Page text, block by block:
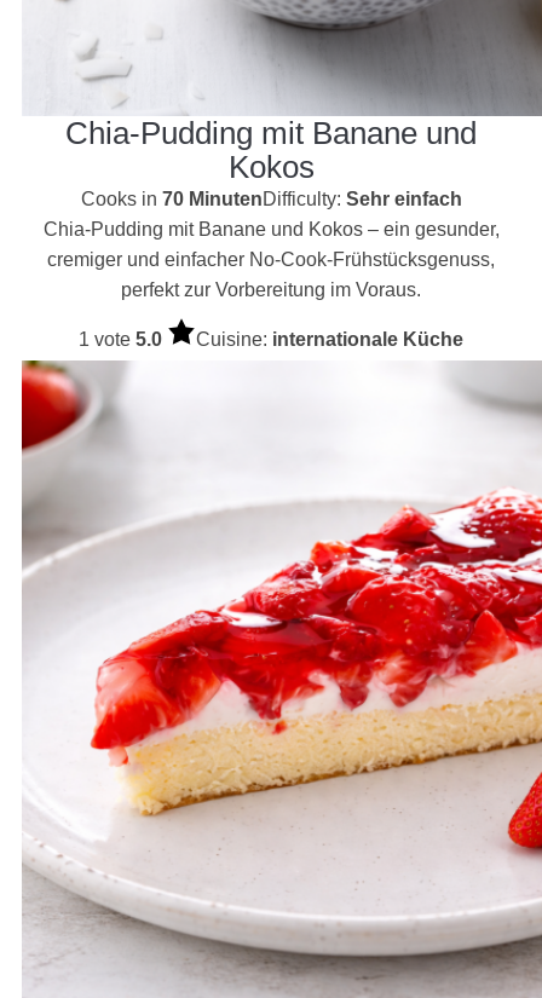
Chia-Pudding mit Banane und
Kokos
Cooks in 70 MinutenDifficulty: Sehr einfach
Chia-Pudding mit Banane und Kokos – ein gesunder,
cremiger und einfacher No-Cook-Frühstücksgenuss,
perfekt zur Vorbereitung im Voraus.
1 vote 5.0 Cuisine: internationale Küche